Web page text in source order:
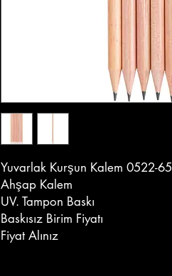
Yuvarlak Kurşun Kalem 0522-65
Ahşap Kalem
UV. Tampon Baskı
Baskısız Birim Fiyatı
Fiyat Alınız